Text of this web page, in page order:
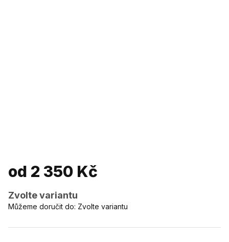
od 2 350 Kč
Zvolte variantu
Můžeme doručit do: Zvolte variantu